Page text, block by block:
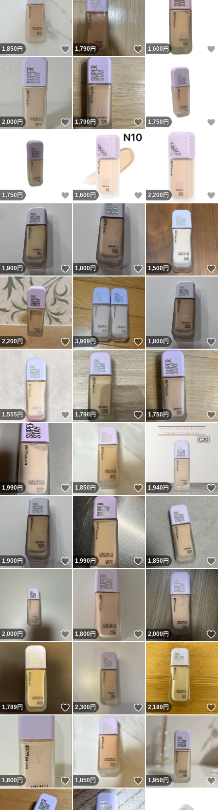
1,850円 いいね！
1,790円 いいね！
1,600 円
2,000円 いいね！
1,790円 いいね！
1,750 円
1,750 円 いいね！
1,600 円 いいね！
2,200 円
1,900円 いいね！
1,800円 いいね！
1,500円
2,200円 いいね！
3,999円 いいね！
1,800円
1,555円 いいね！
1,790円 いいね！
1,750円
1,990円 いいね！
1,850円 いいね！
1,940円
1,900円 いいね！
1,990円 いいね！
1,850円
2,000円 いいね！
1,800円 いいね！
2,000円
1,789円 いいね！
2,300円 いいね！
2,180円
1,600円 いいね！
1,850円 いいね！
1,950円